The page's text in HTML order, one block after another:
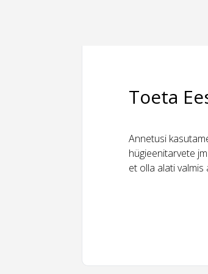
Toeta
Annetusi
hügieenitarvete
et olla alati